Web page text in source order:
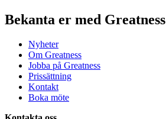
Bekanta er med Greatness
Nyheter
Om Greatness
Jobba på Greatness
Prissättning
Kontakt
Boka möte